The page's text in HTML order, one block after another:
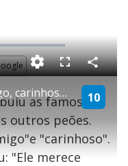
Tati diz que Shay é amigo, carinhoso, inteligente e prestativo | Última Chance 10
F
l
s
c
e
n
C
o
m
p
a
a
as famosas
outros peões.
"carinhoso".
"Ele merece